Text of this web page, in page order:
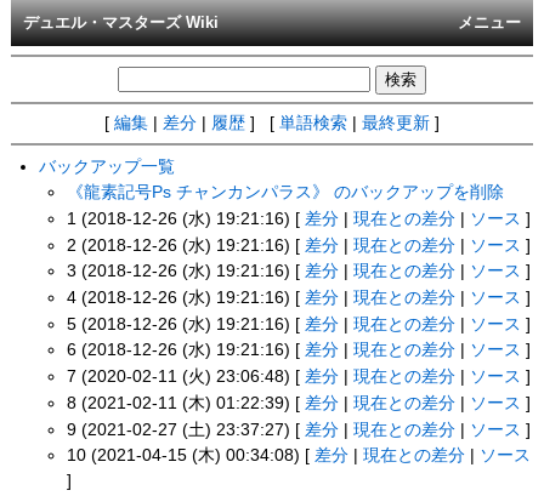
メニュー
デュエル・マスターズ Wiki
[ 編集 差分 履歴 ] [ 単語検索 最終更新 ]
バックアップ一覧
《龍素記号Ps チャンカンパラス》 のバックアップを削除
1 (2018-12-26 (水) 19:21:16) [ 差分 |現在との差分 ソース ]
2 (2018-12-26 (水) 19:21:16) [ 差分 |現在との差分 ソース ]
3 (2018-12-26 (水) 19:21:16) [ 差分 |現在との差分 ソース ]
4 (2018-12-26 (水) 19:21:16) [ 差分 |現在との差分 ソース ]
5 (2018-12-26 (水) 19:21:16) [ 差分 |現在との差分 ソース ]
6 (2018-12-26 (水) 19:21:16) [ 差分 |現在との差分 ソース ]
7 (2020-02-11 (火) 23:06:48) [ 差分 |現在との差分 ソース ]
8 (2021-02-11 (木) 01:22:39) [ 差分 |現在との差分 ソース ]
9 (2021-02-27 (土) 23:37:27) [ 差分 |現在との差分 | ソース ]
10 (2021-04-15 (木) 00:34:08) [ 差分 |現在との差分
ソース
]